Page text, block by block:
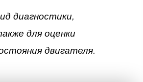
диагностики,
для оценки
двигателя.